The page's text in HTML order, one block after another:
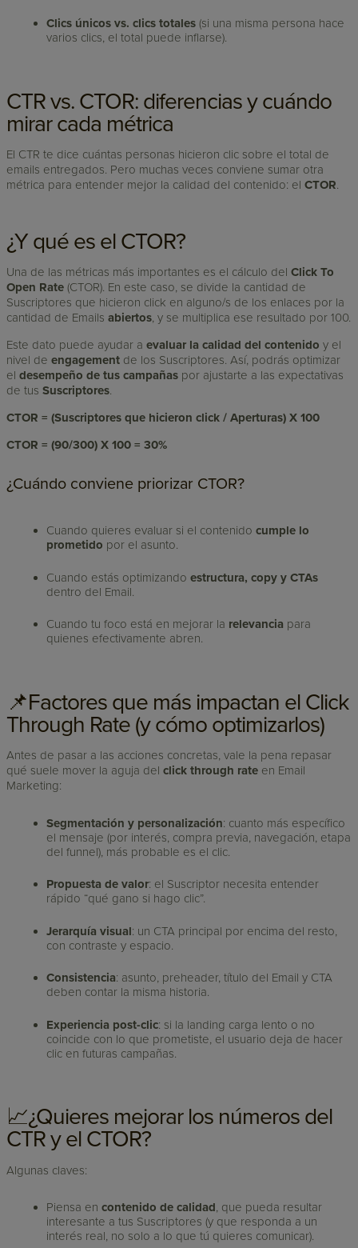
Clics únicos vs. clics totales (si una misma persona hace
varios clics, el total puede inflarse).
CTR vs. CTOR: diferencias y cuándo
mirar cada métrica
El CTR te dice cuántas personas hicieron clic sobre el total de
emails entregados. Pero muchas veces conviene sumar otra
métrica para entender mejor la calidad del contenido: elCTOR.
¿Y qué es el CTOR?
Una de las métricas más importantes es el cálculo delClick To
Open Rate (CTOR). En este caso, se divide la cantidad de
Suscriptores que hicieron click en alguno/s de los enlaces por la
cantidad de Emailsabiertos, y se multiplica ese resultado por 100.
Este dato puede ayudar aevaluar la calidad del contenido y el
nivel deengagement de los Suscriptores. Así, podrás optimizar
eldesempeño de tus campañas por ajustarte a las expectativas
de tusSuscriptores.
CTOR = (Suscriptores que hicieron click / Aperturas) X 100
CTOR = (90/300) X 100 = 30%
¿Cuándo conviene priorizar CTOR?
Cuando quieres evaluar si el contenidocumple lo
prometido por el asunto.
Cuando estás optimizandoestructura, copy y CTAs
dentro del Email.
Cuando tu foco está en mejorar la relevancia para
quienes efectivamente abren.
📌Factores que más impactan el Click
Through Rate (y cómo optimizarlos)
Antes de pasar a las acciones concretas, vale la pena repasar
qué suele mover la aguja delclick through rate en Email
Marketing:
Segmentación y personalización: cuanto más específico
el mensaje (por interés, compra previa, navegación, etapa
del funnel), más probable es el clic.
Propuesta de valor: el Suscriptor necesita entender
rápido “qué gano si hago clic”.
Jerarquía visual: un CTA principal por encima del resto,
con contraste y espacio.
Consistencia: asunto, preheader, título del Email y CTA
deben contar la misma historia.
Experiencia post-clic: si la landing carga lento o no
coincide con lo que prometiste, el usuario deja de hacer
clic en futuras campañas.
📈¿Quieres mejorar los números del
CTR y el CTOR?
Algunas claves:
Piensa encontenido de calidad, que pueda resultar
interesante a tus Suscriptores (y que responda a un
interés real, no solo a lo que tú quieres comunicar).